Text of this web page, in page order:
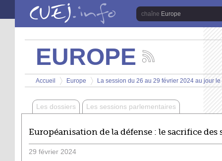
Aller au contenu principal
Europe
EUROPE
les
actualités
de
chaîne
Europe
Vous êtes ici
Accueil
>
Europe
>
La session du 26 au 29 février 2024 au jour
Les dossiers Les sessions parlementaires
Européanisation de la défense : le sacrifice des
29 février 2024